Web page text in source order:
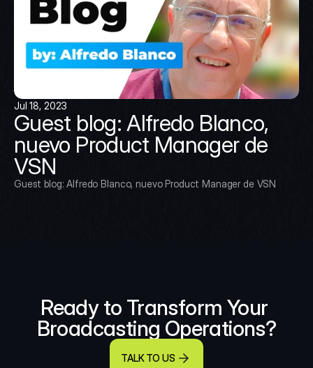
Jul 18, 2023
Guest blog: Alfredo Blanco,
nuevo Product Manager de
VSN
Guest blog: Alfredo Blanco, nuevo Product Manager de VSN
Ready to Transform Your
Broadcasting Operations?
TALK TO US